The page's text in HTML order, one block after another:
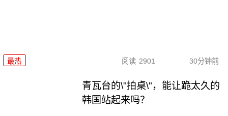
最热 阅读 2901 30分钟前
青瓦台的\"拍桌\"，能让跪太久的
韩国站起来吗？